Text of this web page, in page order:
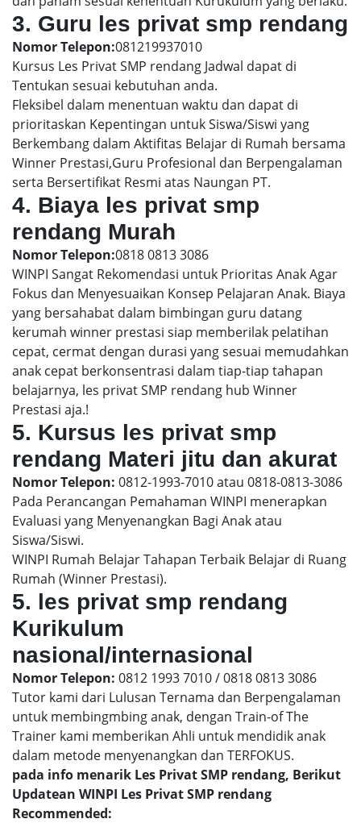
3. Guru les privat smp rendang
Nomor Telepon:081219937010
Kursus Les Privat SMP rendang Jadwal dapat di
Tentukan sesuai kebutuhan anda.
Fleksibel dalam menentuan waktu dan dapat di
prioritaskan Kepentingan untuk Siswa/Siswi yang
Berkembang dalam Aktifitas Belajar di Rumah bersama
Winner Prestasi,Guru Profesional dan Berpengalaman
serta Bersertifikat Resmi atas Naungan PT.
4. Biaya les privat smp
rendang Murah
Nomor Telepon:0818 0813 3086
WINPI Sangat Rekomendasi untuk Prioritas Anak Agar
Fokus dan Menyesuaikan Konsep Pelajaran Anak. Biaya
yang bersahabat dalam bimbingan guru datang
kerumah winner prestasi siap memberilak pelatihan
cepat, cermat dengan durasi yang sesuai memudahkan
anak cepat berkonsentrasi dalam tiap-tiap tahapan
belajarnya, les privat SMP rendang hub Winner
Prestasi aja.!
5. Kursus les privat smp
rendang Materi jitu dan akurat
Nomor Telepon: 0812-1993-7010 atau 0818-0813-3086
Pada Perancangan Pemahaman WINPI menerapkan
Evaluasi yang Menyenangkan Bagi Anak atau
Siswa/Siswi.
WINPI Rumah Belajar Tahapan Terbaik Belajar di Ruang
Rumah (Winner Prestasi).
5. les privat smp rendang
Kurikulum
nasional/internasional
Nomor Telepon: 0812 1993 7010 / 0818 0813 3086
Tutor kami dari Lulusan Ternama dan Berpengalaman
untuk membingmbing anak, dengan Train-of The
Trainer kami memberikan Ahli untuk mendidik anak
dalam metode menyenangkan dan TERFOKUS.
pada info menarik Les Privat SMP rendang, Berikut
Updatean WINPI Les Privat SMP rendang
Recommended: